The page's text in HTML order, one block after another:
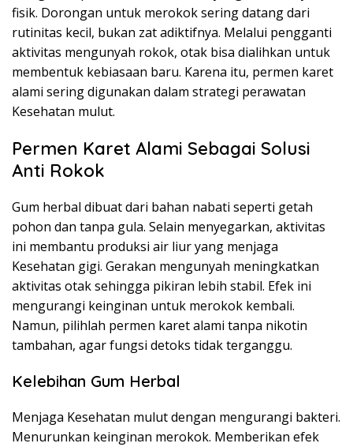
fisik. Dorongan untuk merokok sering datang dari
rutinitas kecil, bukan zat adiktifnya. Melalui pengganti
aktivitas mengunyah rokok, otak bisa dialihkan untuk
membentuk kebiasaan baru. Karena itu, permen karet
alami sering digunakan dalam strategi perawatan
Kesehatan mulut.
Permen Karet Alami Sebagai Solusi
Anti Rokok
Gum herbal dibuat dari bahan nabati seperti getah
pohon dan tanpa gula. Selain menyegarkan, aktivitas
ini membantu produksi air liur yang menjaga
Kesehatan gigi. Gerakan mengunyah meningkatkan
aktivitas otak sehingga pikiran lebih stabil. Efek ini
mengurangi keinginan untuk merokok kembali.
Namun, pilihlah permen karet alami tanpa nikotin
tambahan, agar fungsi detoks tidak terganggu.
Kelebihan Gum Herbal
Menjaga Kesehatan mulut dengan mengurangi bakteri.
Menurunkan keinginan merokok. Memberikan efek